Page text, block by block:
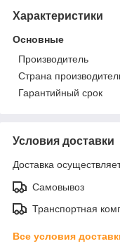
Характеристики
Основные
Производитель
Страна
Гарантийный срок
Условия доставки
Доставка
Самовывоз
Транспортная
Все условия